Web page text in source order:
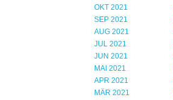
OKT 2021
SEP 2021
AUG 2021
JUL 2021
JUN 2021
MAI 2021
APR 2021
MÄR 2021